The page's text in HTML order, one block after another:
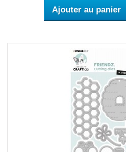
Ajouter au panier